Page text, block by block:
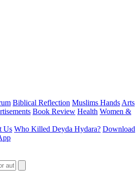
Biblical Reflection Muslims Hands Arts
Book Review Health Women &
Us Who Killed Deyda Hydara? Download